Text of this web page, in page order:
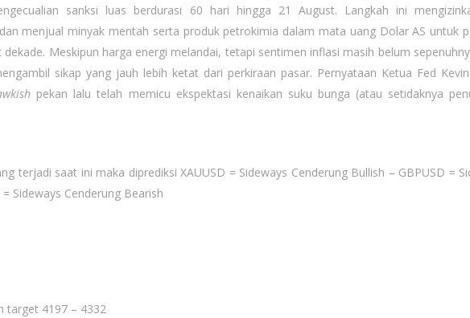
sanksi luas berdurasi 60 hari hingga 21 August. Langkah ini
menjual minyak mentah serta produk petrokimia dalam mata uang Dolar AS untuk
Meskipun harga energi melandai, tetapi sentimen inflasi masih belum
sikap yang jauh lebih ketat dari perkiraan pasar. Pernyataan Ketua Fed
pekan lalu telah memicu ekspektasi kenaikan suku bunga (atau setidaknya
terjadi saat ini maka diprediksi XAUUSD = Sideways Cenderung Bullish – GBPUSD =
Sideways Cenderung Bearish
target 4197 – 4332